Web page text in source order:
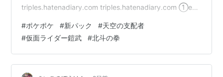
triples.hatenadiary.com triples.hatenadiary.com ①ex
匹をトラッシュすれば、2エネで140ダメージ！ 序盤から
猛攻を仕掛け、そのまま勝ち切るのも夢ではありませ
ん。 ただ、ベンチをトラッシュしすぎると後続がいなく
なって詰むので、ご利用は計画的に！ ポケモンカードゲ
#ポケポケ #新パック #天空の支配者
#仮面ライダー鎧武 #北斗の拳